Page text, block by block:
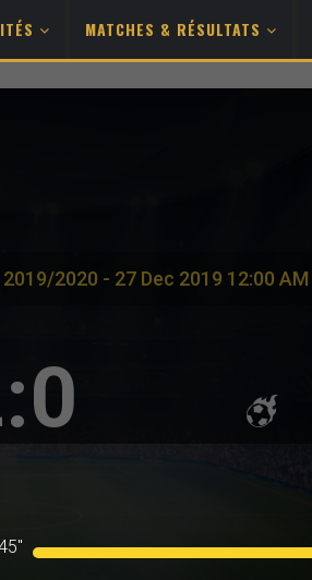
MATCHES & RÉSULTATS
2020 - 27 Dec 2019 12:00 AM